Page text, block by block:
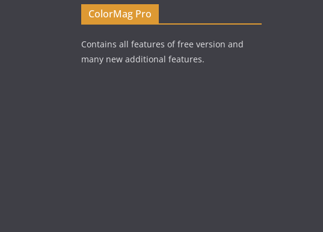
ColorMag Pro
Contains all features of free version and
many new additional features.